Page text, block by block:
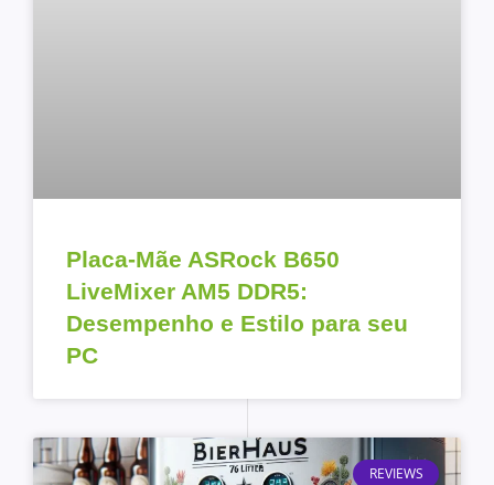
Placa-Mãe ASRock B650
LiveMixer AM5 DDR5:
Desempenho e Estilo para seu
PC
REVIEWS